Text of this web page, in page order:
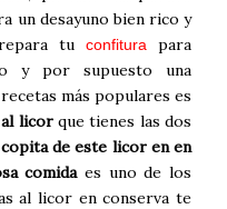
un desayuno bien rico y
tuconfitura
para
y por supuesto una
más populares es
licorque tienes las dos
copita de este licor en en
comidaes uno de los
al licor en conserva te